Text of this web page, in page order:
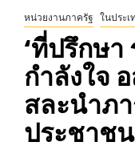
หน่วยงานภาครัฐ ในประเ
‘ที่ปรึกษา
กำลังใจ
สละนำภ
ประชาช